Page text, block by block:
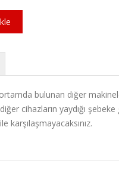
bulunan diğer
cihazların yaydığı